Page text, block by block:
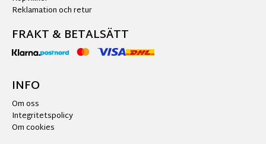
Reklamation och retur
FRAKT & BETALSÄTT
INFO
Om oss
Integritetspolicy
Om cookies